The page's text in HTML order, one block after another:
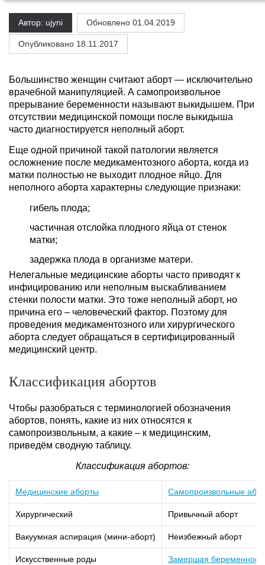
Автор: ujyni Обновлено 01.04.2019
Опубликовано 18.11.2017
Большинство женщин считают аборт — исключительно
врачебной манипуляцией. А самопроизвольное
прерывание беременности называют выкидышем. При
отсутствии медицинской помощи после выкидыша
часто диагностируется неполный аборт.
Еще одной причиной такой патологии является
осложнение после медикаментозного аборта, когда из
матки полностью не выходит плодное яйцо. Для
неполного аборта характерны следующие признаки:
гибель плода;
частичная отслойка плодного яйца от стенок
матки;
задержка плода в организме матери.
Нелегальные медицинские аборты часто приводят к
инфицированию или неполным выскабливанием
стенки полости матки. Это тоже неполный аборт, но
причина его – человеческий фактор. Поэтому для
проведения медикаментозного или хирургического
аборта следует обращаться в сертифицированный
медицинский центр.
Классификация абортов
Чтобы разобраться с терминологией обозначения
абортов, понять, какие из них относятся к
самопроизвольным, а какие – к медицинским,
приведём сводную таблицу.
Классификация абортов:
Медицинские аборты Самопроизвольные
Хирургический Привычный аборт
Вакуумная аспирация (мини-аборт) Неизбежный аборт
Искусственные роды Замершая